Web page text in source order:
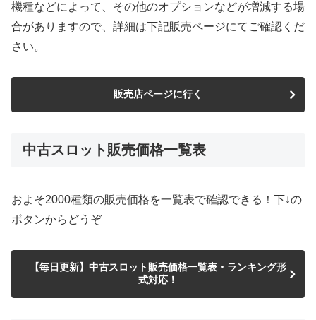
機種などによって、その他のオプションなどが増減する場
合がありますので、詳細は下記販売ページにてご確認くだ
さい。
販売店ページに行く
中古スロット販売価格一覧表
およそ2000種類の販売価格を一覧表で確認できる！下↓の
ボタンからどうぞ
【毎日更新】中古スロット販売価格一覧表・ランキング形
式対応！